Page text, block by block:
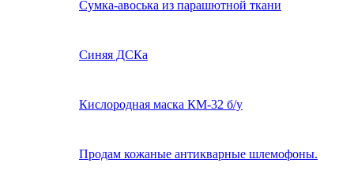
Сумка-авоська из парашютной ткани
Синяя ДСКа
Кислородная маска КМ-32 б/у
Продам кожаные антикварные шлемофоны.